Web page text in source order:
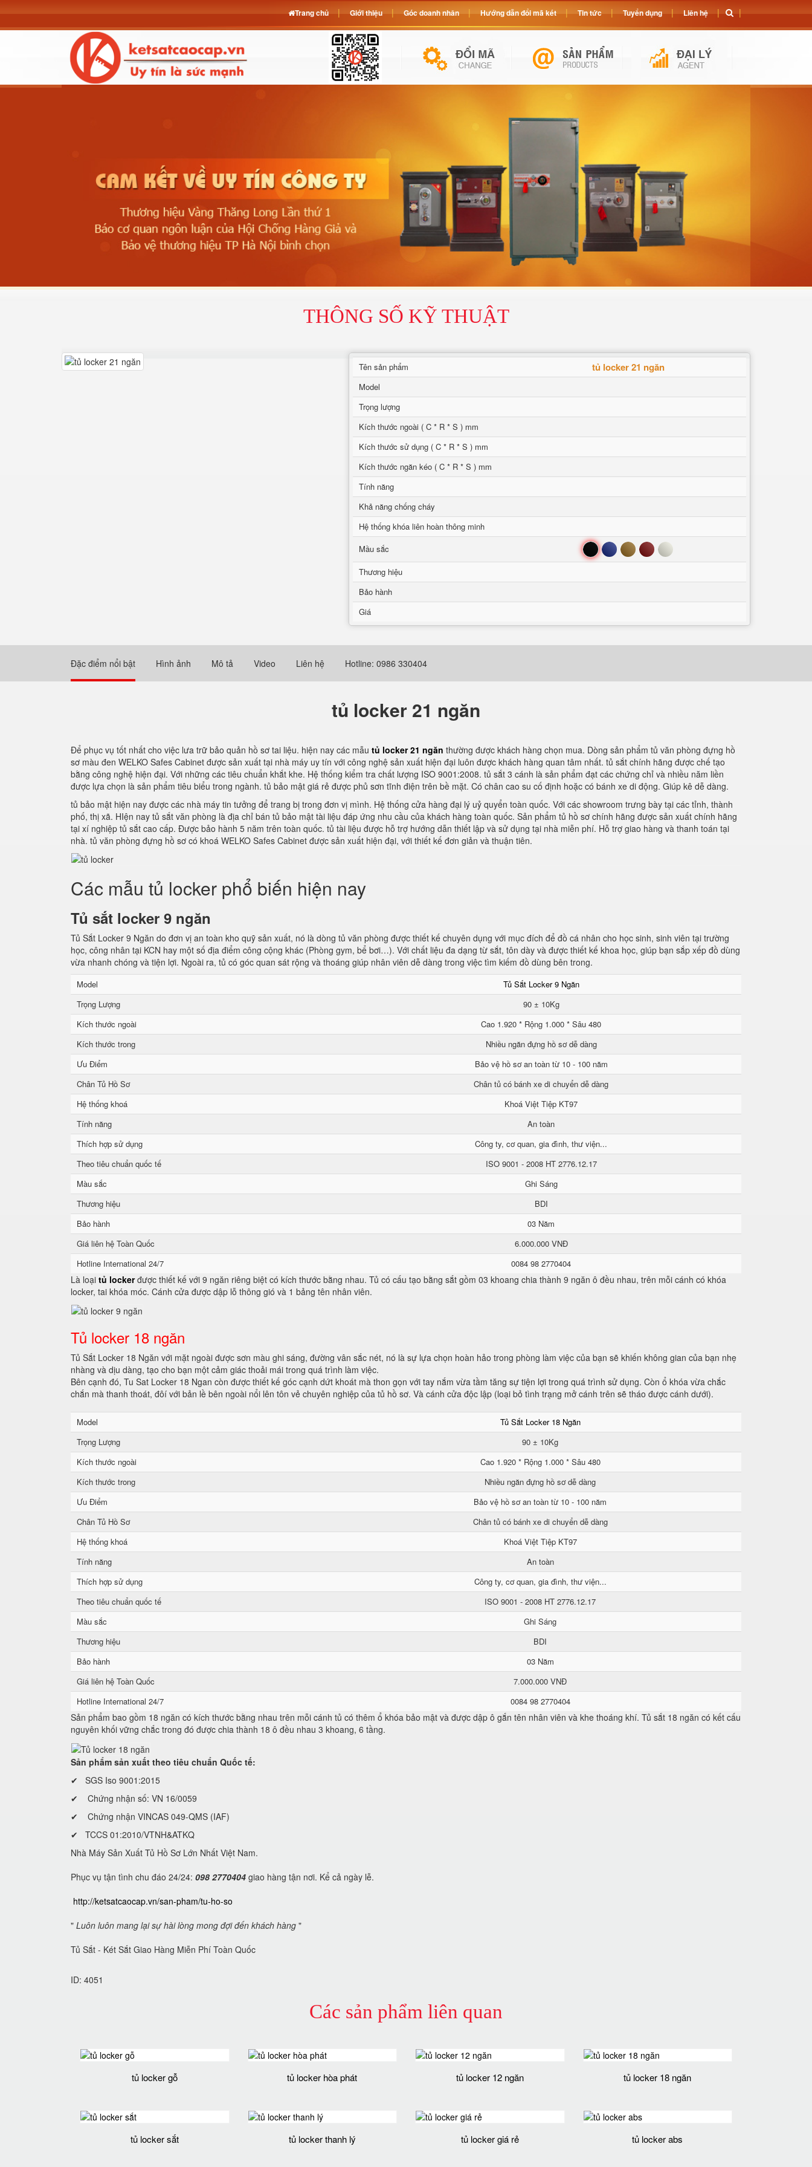
THÔNG SỐ KỸ THUẬT
Tên sản phẩm tủ locker 21 ngăn
Model
Trọng lượng
Kích thước ngoài ( C * R * S ) mm
Kích thước sử dụng ( C * R * S ) mm
Kích thước ngăn kéo ( C * R * S ) mm
Tính năng
Khả năng chống cháy
Hệ thống khóa liên hoàn thông minh
Mầu sắc
Đen Xanh Nâu Đỏ Trắng
Thương hiệu
Bảo hành
Giá
Đặc điểm nổi bật Hình ảnh Mô tả Video Liên hệ Hotline: 0986 330404
tủ locker 21 ngăn
Để phục vụ tốt nhất cho việc lưa trữ bảo quản hồ sơ tai liệu. hiện nay các mẫu tủ locker 21 ngăn thường được khách hàng chọn mua. Dòng sản phẩm tủ văn phòng đựng hồ
sơ màu đen WELKO Safes Cabinet được sản xuất tại nhà máy uy tín với công nghệ sản xuất hiện đại luôn được khách hàng quan tâm nhất. tủ sắt chính hãng được chế tạo
bằng công nghệ hiện đại. Với những các tiêu chuẩn khắt khe. Hệ thống kiểm tra chất lượng ISO 9001:2008. tủ sắt 3 cánh là sản phẩm đạt các chứng chỉ và nhiều năm liền
được lựa chọn là sản phẩm tiêu biểu trong ngành. tủ bảo mật giá rẻ được phủ sơn tĩnh điện trên bề mặt. Có chân cao su cố định hoặc có bánh xe di động. Giúp kê dễ dàng.
tủ bảo mật hiện nay được các nhà máy tin tưởng để trang bị trong đơn vị mình. Hệ thống cửa hàng đại lý uỷ quyển toàn quốc. Với các showroom trưng bày tại các tỉnh, thành
phố, thị xã. HIện nay tủ sắt văn phòng là địa chỉ bán tủ bảo mật tài liệu đáp ứng nhu cầu của khách hàng toàn quốc. Sản phẩm tủ hồ sơ chính hãng được sản xuất chính hãng
tại xí nghiệp tủ sắt cao cấp. Được bảo hành 5 năm trên toàn quốc. tủ tài liệu được hỗ trợ hướng dẫn thiết lập và sử dụng tại nhà miễn phí. Hỗ trợ giao hàng và thanh toán tại
nhà. tủ văn phòng đựng hồ sơ có khoá WELKO Safes Cabinet được sản xuất hiện đại, với thiết kế đơn giản và thuận tiên.
Các mẫu tủ locker phổ biến hiện nay
Tủ sắt locker 9 ngăn
Tủ Sắt Locker 9 Ngăn do đơn vị an toàn kho quỹ sản xuất, nó là dòng tủ văn phòng được thiết kế chuyên dụng với mục đích để đồ cá nhân cho học sinh, sinh viên tại trường
học, công nhân tại KCN hay một số địa điểm công cộng khác (Phòng gym, bể bơi…). Với chất liệu đa dạng từ sắt, tôn dày và được thiết kế khoa học, giúp bạn sắp xếp đồ dùng
vừa nhanh chóng và tiện lợi. Ngoài ra, tủ có góc quan sát rộng và thoáng giúp nhân viên dễ dàng trong việc tìm kiếm đồ dùng bên trong.
Model
Tủ Sắt Locker 9 Ngăn
Trọng Lượng
90 ± 10Kg
Kích thước ngoài
Cao 1.920 * Rộng 1.000 * Sâu 480
Kích thước trong
Nhiều ngăn đựng hồ sơ dễ dàng
Ưu Điểm
Bảo vệ hồ sơ an toàn từ 10 - 100 năm
Chân Tủ Hồ Sơ
Chân tủ có bánh xe di chuyển dễ dàng
Hệ thống khoá
Khoá Việt Tiệp KT97
Tính năng
An toàn
Thích hợp sử dụng
Công ty, cơ quan, gia đình, thư viện...
Theo tiêu chuẩn quốc tế
ISO 9001 - 2008 HT 2776.12.17
Màu sắc
Ghi Sáng
Thương hiệu
BDI
Bảo hành
03 Năm
Giá liên hệ Toàn Quốc
6.000.000 VNĐ
Hotline International 24/7
0084 98 2770404
Là loại tủ lockerđược thiết kế với 9 ngăn riêng biệt có kích thước bằng nhau. Tủ có cấu tạo bằng sắt gồm 03 khoang chia thành 9 ngăn ô đều nhau, trên mỗi cánh có khóa
locker, tai khóa móc. Cánh cửa được dập lỗ thông gió và 1 bảng tên nhân viên.
Tủ locker 18 ngăn
Tủ Sắt Locker 18 Ngăn với mặt ngoài được sơn màu ghi sáng, đường vân sắc nét, nó là sự lựa chọn hoàn hảo trong phòng làm việc của bạn sẽ khiến không gian của bạn nhẹ
nhàng và dịu dàng, tạo cho bạn một cảm giác thoải mái trong quá trình làm việc.
Bên cạnh đó, Tu Sat Locker 18 Ngan còn được thiết kế góc cạnh dứt khoát mà thon gọn với tay nắm vừa tầm tăng sự tiện lợi trong quá trình sử dụng. Còn ổ khóa vừa chắc
chắn mà thanh thoát, đôí với bản lề bên ngoài nổi lên tôn vẻ chuyên nghiệp của tủ hồ sơ. Và cánh cửa độc lập (loại bỏ tình trạng mở cánh trên sẽ tháo được cánh dưới).
Model
Tủ Sắt Locker 18 Ngăn
Trọng Lượng
90 ± 10Kg
Kích thước ngoài
Cao 1.920 * Rộng 1.000 * Sâu 480
Kích thước trong
Nhiều ngăn đựng hồ sơ dễ dàng
Ưu Điểm
Bảo vệ hồ sơ an toàn từ 10 - 100 năm
Chân Tủ Hồ Sơ
Chân tủ có bánh xe di chuyển dễ dàng
Hệ thống khoá
Khoá Việt Tiệp KT97
Tính năng
An toàn
Thích hợp sử dụng
Công ty, cơ quan, gia đình, thư viện...
Theo tiêu chuẩn quốc tế
ISO 9001 - 2008 HT 2776.12.17
Màu sắc
Ghi Sáng
Thương hiệu
BDI
Bảo hành
03 Năm
Giá liên hệ Toàn Quốc
7.000.000 VNĐ
Hotline International 24/7
0084 98 2770404
Sản phẩm bao gồm 18 ngăn có kích thước bằng nhau trên mỗi cánh tủ có thêm ổ khóa bảo mật và được dập ô gắn tên nhân viên và khe thoáng khí. Tủ sắt 18 ngăn có kết cấu
nguyên khối vững chắc trong đó được chia thành 18 ô đều nhau 3 khoang, 6 tầng.
Sản phẩm sản xuất theo tiêu chuẩn Quốc tế:
✔ SGS Iso 9001:2015
✔ Chứng nhận số: VN 16/0059
✔ Chứng nhận VINCAS 049-QMS (IAF)
✔ TCCS 01:2010/VTNH&ATKQ
Nhà Máy Sản Xuất Tủ Hồ Sơ Lớn Nhất Việt Nam.
Phục vụ tận tình chu đáo 24/24: 098 2770404 giao hàng tận nơi. Kể cả ngày lễ.
http://ketsatcaocap.vn/san-pham/tu-ho-so
" Luôn luôn mang lại sự hài lòng mong đợi đến khách hàng "
Tủ Sắt - Két Sắt Giao Hàng Miễn Phí Toàn Quốc
ID: 4051
Các sản phẩm liên quan
tủ locker gỗ tủ locker hòa phát tủ locker 12 ngăn tủ locker 18 ngăn
tủ locker sắt tủ locker thanh lý tủ locker giá rẻ tủ locker abs
Trang chủ Giới thiệu Góc doanh nhân Hướng dẫn đổi mã két Tin tức Tuyển dụng Liên hệ